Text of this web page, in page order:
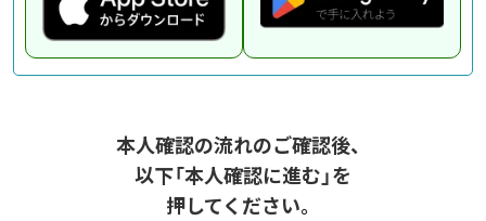
本人確認の流れのご確認後、
以下「本人確認に進む」を
押してください。